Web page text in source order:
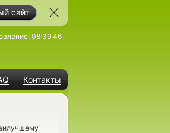
сайт
Контакты
08:39:46